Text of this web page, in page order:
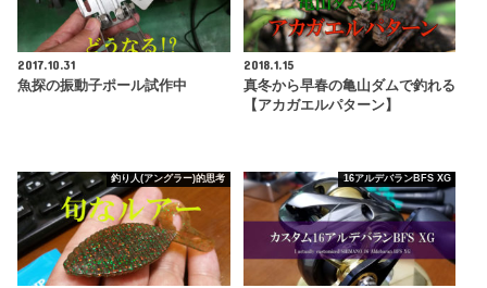
2017.10.31
魚探の振動子ポール試作中
2018.1.15
真冬から早春の亀山ダムで釣れる
【アカガエルパターン】
釣り人(アングラー)的思考 16アルデバランBFS XG